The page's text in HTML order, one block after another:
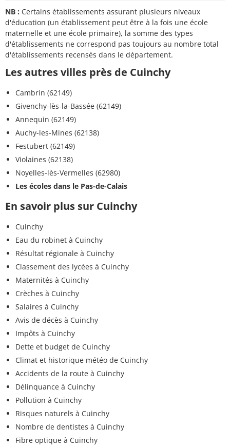
NB : Certains établissements assurant plusieurs niveaux
d'éducation (un établissement peut être à la fois une école
maternelle et une école primaire), la somme des types
d'établissements ne correspond pas toujours au nombre total
d'établissements recensés dans le département.
Les autres villes près de Cuinchy
Cambrin (62149)
Givenchy-lès-la-Bassée (62149)
Annequin (62149)
Auchy-les-Mines (62138)
Festubert (62149)
Violaines (62138)
Noyelles-lès-Vermelles (62980)
Les écoles dans le Pas-de-Calais
En savoir plus sur Cuinchy
Cuinchy
Eau du robinet à Cuinchy
Résultat régionale à Cuinchy
Classement des lycées à Cuinchy
Maternités à Cuinchy
Crèches à Cuinchy
Salaires à Cuinchy
Avis de décès à Cuinchy
Impôts à Cuinchy
Dette et budget de Cuinchy
Climat et historique météo de Cuinchy
Accidents de la route à Cuinchy
Délinquance à Cuinchy
Pollution à Cuinchy
Risques naturels à Cuinchy
Nombre de dentistes à Cuinchy
Fibre optique à Cuinchy